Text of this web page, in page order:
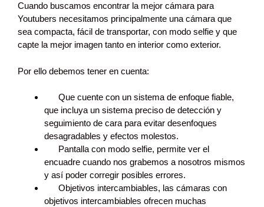
Cuando buscamos encontrar la mejor cámara para
Youtubers necesitamos principalmente una cámara que
sea compacta, fácil de transportar, con modo selfie y que
capte la mejor imagen tanto en interior como exterior.
Por ello debemos tener en cuenta:
Que cuente con un sistema de enfoque fiable,
que incluya un sistema preciso de detección y
seguimiento de cara para evitar desenfoques
desagradables y efectos molestos.
Pantalla con modo selfie, permite ver el
encuadre cuando nos grabemos a nosotros mismos
y así poder corregir posibles errores.
Objetivos intercambiables, las cámaras con
objetivos intercambiables ofrecen muchas